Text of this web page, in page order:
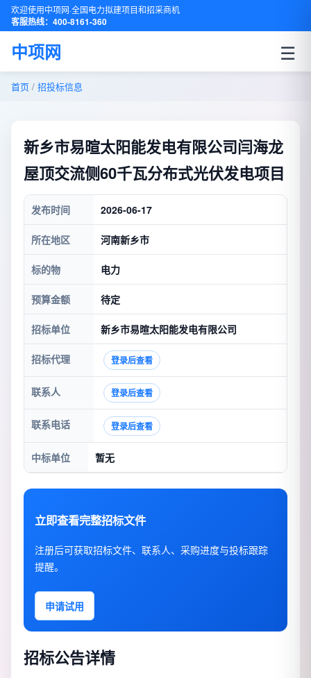
欢迎使用中项网·全国电力拟建项目和招采商机
客服热线：400-8161-360
中项网 ☰
首页 / 招投标信息
新乡市易暄太阳能发电有限公司闫海龙
屋顶交流侧60千瓦分布式光伏发电项目
发布时间 2026-06-17
所在地区 河南新乡市
标的物 电力
预算金额 待定
招标单位 新乡市易暄太阳能发电有限公司
招标代理 登录后查看
联系人 登录后查看
联系电话 登录后查看
中标单位 暂无
立即查看完整招标文件
注册后可获取招标文件、联系人、采购进度与投标跟踪
提醒。
申请试用
招标公告详情